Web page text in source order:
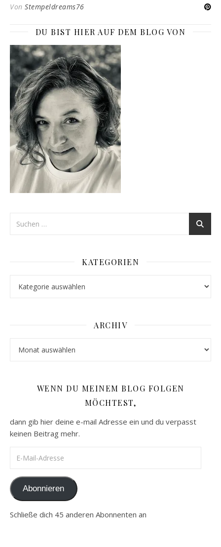
Von Stempeldreams76
DU BIST HIER AUF DEM BLOG VON
KATEGORIEN
ARCHIV
WENN DU MEINEM BLOG FOLGEN
MÖCHTEST,
dann gib hier deine e-mail Adresse ein und du verpasst
keinen Beitrag mehr.
Abonnieren
Schließe dich 45 anderen Abonnenten an